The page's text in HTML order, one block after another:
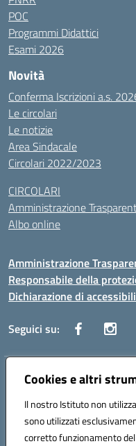
Cookies e altri
Il nostro Istituto non
sono utilizzati
corretto funzionamento
POC
Programmi Didattici
Esami 2026
Novità
Conferma Iscrizioni a.s.
Le circolari
Le notizie
Area Sindacale
Circolari 2022/2023
CIRCOLARI
Amministrazione
Albo online
Amministrazione
Responsabile della
Dichiarazione di
Seguici su:
Indirizzo:Corso Vittorio
Posta elettronica certificata
Codice fiscale: 97308550827